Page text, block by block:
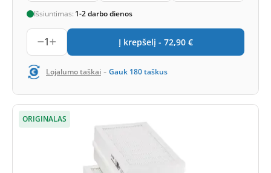
Išsiuntimas: 1-2 darbo dienos
1 Į krepšelį - 72,90 €
Lojalumo taškai - Gauk 180taškus
ORIGINALAS